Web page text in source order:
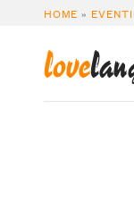
HOME » EVENTI
love